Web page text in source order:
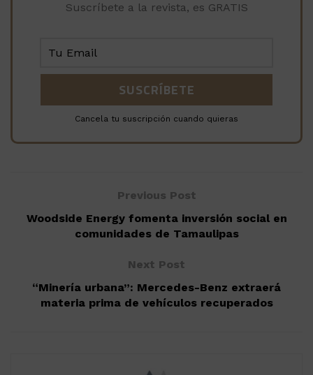
Suscríbete a la revista, es GRATIS
Cancela tu suscripción cuando quieras
Previous Post
Woodside Energy fomenta inversión social en
comunidades de Tamaulipas
Next Post
“Minería urbana”: Mercedes-Benz extraerá
materia prima de vehículos recuperados